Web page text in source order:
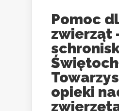
Pomoc
zwierząt
opieki